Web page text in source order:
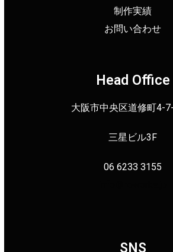
制作実績
お問い合わせ
Head Office
大阪市中央区道修町4-
三星ビル3F
06 6233 3155
SNS